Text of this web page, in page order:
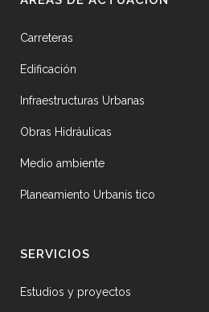
Carreteras
Edificación
Infraestructuras Urbanas
Obras Hidráulicas
Medio ambiente
Planeamiento Urbanís tico
SERVICIOS
Estudios y proyectos